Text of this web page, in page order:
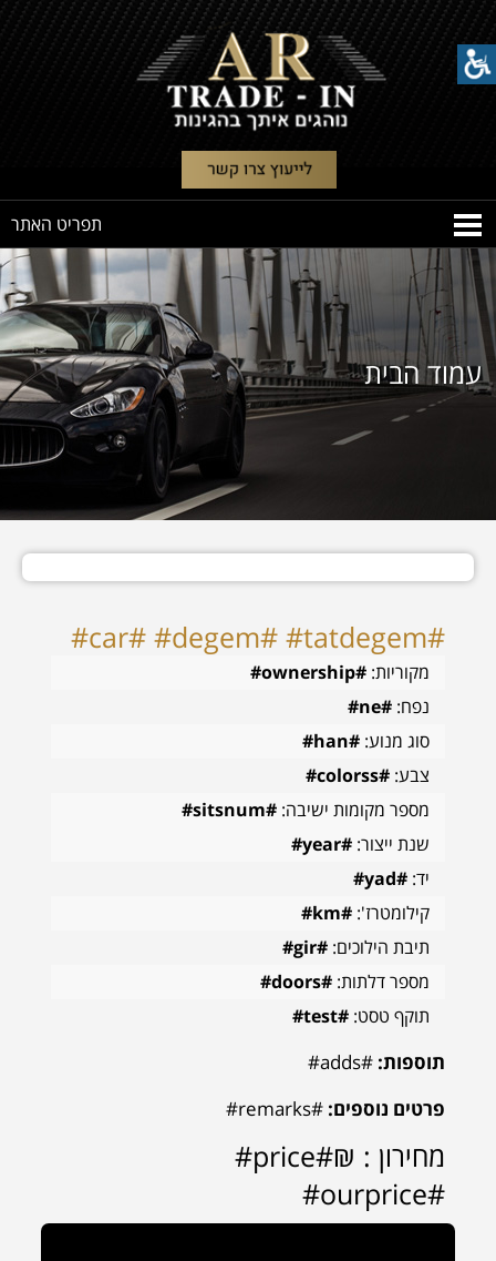
עמוד הבית
#car# #degem# #tatdegem#
מקוריות:#ownership#
נפח:#ne#
סוג מנוע:#han#
צבע:#colorss#
מספר מקומות ישיבה:#sitsnum#
שנת ייצור:#year#
יד:#yad#
קילומטרז':#km#
תיבת הילוכים:#gir#
מספר דלתות:#doors#
תוקף טסט:#test#
תוספות: #adds#
פרטים נוספים: #remarks#
מחירון : ₪#price#
#ourprice#